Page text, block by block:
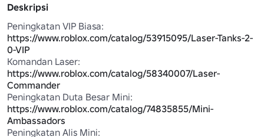
Deskripsi
https://www.roblox.com/catalog/53915095/Laser-Tanks-2-
0-VIP
https://www.roblox.com/catalog/58340007/Laser-
Commander
https://www.roblox.com/catalog/74835855/Mini-
Ambassadors